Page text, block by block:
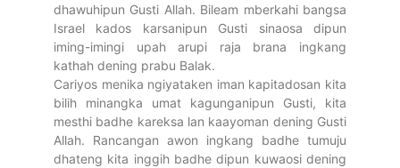
dhawuhipun Gusti Allah. Bileam mberkahi bangsa
Israel kados karsanipun Gusti sinaosa dipun
iming-imingi upah arupi raja brana ingkang
kathah dening prabu Balak.
Cariyos menika ngiyataken iman kapitadosan kita
bilih minangka umat kagunganipun Gusti, kita
mesthi badhe kareksa lan kaayoman dening Gusti
Allah. Rancangan awon ingkang badhe tumuju
dhateng kita inggih badhe dipun kuwaosi dening